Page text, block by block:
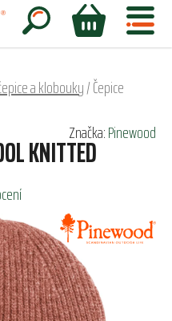
Hledat
NÁKUPNÍ
a klobouky/Čepice
KNITTED
Značka:Pinewood